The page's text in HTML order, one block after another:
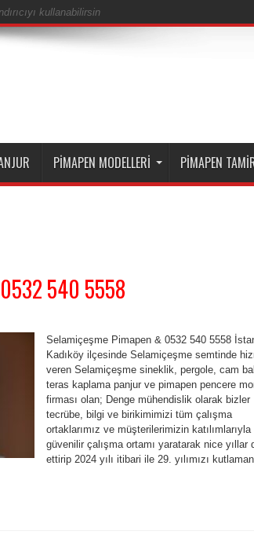
kullanabilirsin
PIMAPEN MODELLERI PIMAPEN
540 5558
Selamiçeşme Pimapen & 0532 540 5558
Kadıköy ilçesinde Selamiçeşme semtinde
veren Selamiçeşme sineklik, pergole, cam
teras kaplama panjur ve pimapen pencere
firması olan; Denge mühendislik olarak bizler
tecrübe, bilgi ve birikimimizi tüm çalışma
ortaklarımız ve müşterilerimizin katılımlarıyla
güvenilir çalışma ortamı yaratarak nice yıllar
ettirip 2024 yılı itibari ile 29. yılımızı